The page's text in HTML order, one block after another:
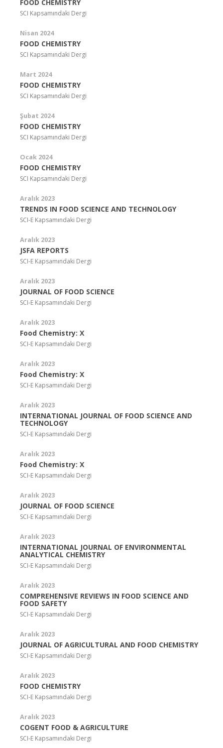
FOOD CHEMISTRY
SCI Kapsamındaki Dergi
Nisan 2024
FOOD CHEMISTRY
SCI Kapsamındaki Dergi
Mart 2024
FOOD CHEMISTRY
SCI Kapsamındaki Dergi
Şubat 2024
FOOD CHEMISTRY
SCI Kapsamındaki Dergi
Ocak 2024
FOOD CHEMISTRY
SCI Kapsamındaki Dergi
Aralık 2023
TRENDS IN FOOD SCIENCE AND TECHNOLOGY
SCI-E Kapsamındaki Dergi
Aralık 2023
JSFA REPORTS
SCI-E Kapsamındaki Dergi
Aralık 2023
JOURNAL OF FOOD SCIENCE
SCI-E Kapsamındaki Dergi
Aralık 2023
Food Chemistry: X
SCI-E Kapsamındaki Dergi
Aralık 2023
Food Chemistry: X
SCI-E Kapsamındaki Dergi
Aralık 2023
INTERNATIONAL JOURNAL OF FOOD SCIENCE AND
TECHNOLOGY
SCI-E Kapsamındaki Dergi
Aralık 2023
Food Chemistry: X
SCI-E Kapsamındaki Dergi
Aralık 2023
JOURNAL OF FOOD SCIENCE
SCI-E Kapsamındaki Dergi
Aralık 2023
INTERNATIONAL JOURNAL OF ENVIRONMENTAL
ANALYTICAL CHEMISTRY
SCI-E Kapsamındaki Dergi
Aralık 2023
COMPREHENSIVE REVIEWS IN FOOD SCIENCE AND
FOOD SAFETY
SCI-E Kapsamındaki Dergi
Aralık 2023
JOURNAL OF AGRICULTURAL AND FOOD CHEMISTRY
SCI-E Kapsamındaki Dergi
Aralık 2023
FOOD CHEMISTRY
SCI-E Kapsamındaki Dergi
Aralık 2023
COGENT FOOD & AGRICULTURE
SCI-E Kapsamındaki Dergi